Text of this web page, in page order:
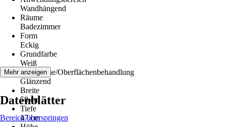
Wandhängend
Räume
Badezimmer
Form
Eckig
Grundfarbe
Weiß
Oberfläche/Oberflächenbehandlung
Glänzend
Breite
58 cm
Tiefe
47 cm
Mehr anzeigen
Datenblätter
Bereich überspringen